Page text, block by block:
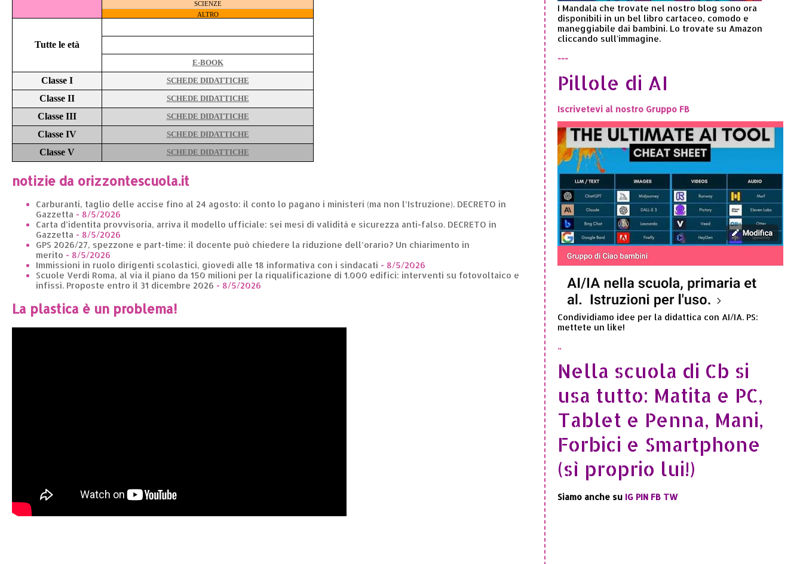
SCIENZE
ALTRO
Tutte le età
E-BOOK
Classe I SCHEDE DIDATTICHE
Classe II SCHEDE DIDATTICHE
Classe III SCHEDE DIDATTICHE
Classe IV SCHEDE DIDATTICHE
Classe V SCHEDE DIDATTICHE
notizie da orizzontescuola.it
Carburanti, taglio delle accise fino al 24 agosto: il conto lo pagano i ministeri (ma non l’Istruzione). DECRETO in
Gazzetta - 8/5/2026
Carta d’identita provvisoria, arriva il modello ufficiale: sei mesi di validità e sicurezza anti-falso. DECRETO in
Gazzetta - 8/5/2026
GPS 2026/27, spezzone e part-time: il docente può chiedere la riduzione dell’orario? Un chiarimento in
merito - 8/5/2026
Immissioni in ruolo dirigenti scolastici, giovedì alle 18 informativa con i sindacati - 8/5/2026
Scuole Verdi Roma, al via il piano da 150 milioni per la riqualificazione di 1.000 edifici: interventi su fotovoltaico e
infissi. Proposte entro il 31 dicembre 2026 - 8/5/2026
La plastica è un problema!
I Mandala che trovate nel nostro blog sono ora
disponibili in un bel libro cartaceo, comodo e
maneggiabile dai bambini. Lo trovate su Amazon
cliccando sull'immagine.
---
Pillole di AI
Iscrivetevi al nostro Gruppo FB
Condividiamo idee per la didattica con AI/IA. PS:
mettete un like!
..
Nella scuola di Cb si
usa tutto: Matita e PC,
Tablet e Penna, Mani,
Forbici e Smartphone
(sì proprio lui!)
Siamo anche su IG PIN FB TW